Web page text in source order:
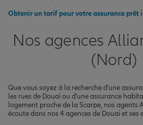
Obtenir un tarif pour votre assurance prêt
Nos agences
(Nord)
Que vous soyez à la recherche d'une
les rues de Douai ou d'une assurance
logement proche de la Scarpe, nos agents
écoute dans nos 4 agences de Douai et ses